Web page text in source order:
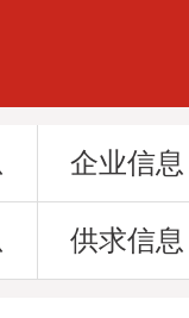
企业信息
供求信息